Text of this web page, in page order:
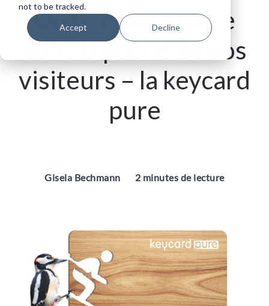
not to be tracked.
Accept Decline
Un bout de nature
dans la poche de vos
visiteurs – la keycard
pure
Gisela Bechmann 2 minutes de lecture